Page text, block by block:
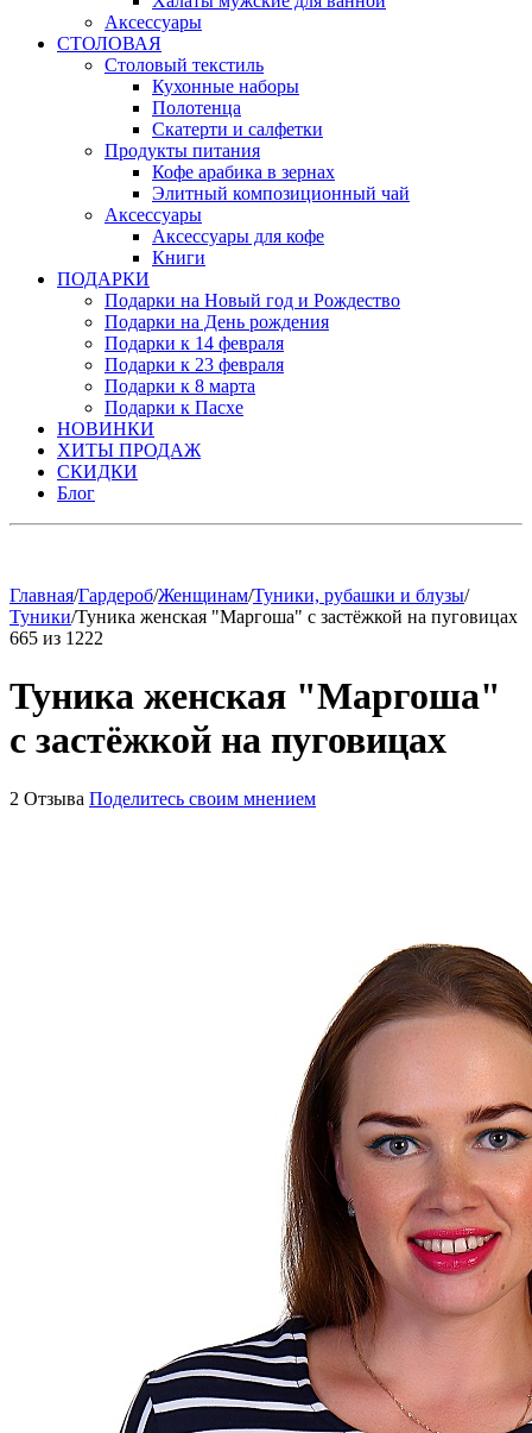
Аксессуары
СТОЛОВАЯ
Столовый текстиль
Кухонные наборы
Полотенца
Скатерти и салфетки
Продукты питания
Кофе арабика в зернах
Элитный композиционный чай
Аксессуары
Аксессуары для кофе
Книги
ПОДАРКИ
Подарки на Новый год и Рождество
Подарки на День рождения
Подарки к 14 февраля
Подарки к 23 февраля
Подарки к 8 марта
Подарки к Пасхе
НОВИНКИ
ХИТЫ ПРОДАЖ
СКИДКИ
Блог
Главная/Гардероб/Женщинам/Туники, рубашки и блузы/
Туники/Туника женская "Маргоша" с застёжкой на пуговицах
665 из 1222
Туника женская "Маргоша"
с застёжкой на пуговицах
2 Отзыва Поделитесь своим мнением